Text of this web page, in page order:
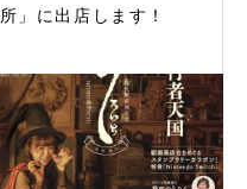
所」に出店します！